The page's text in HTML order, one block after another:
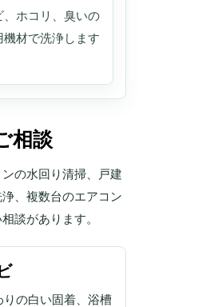
、ホコリ、臭いの
機材で洗浄します
相談
の水回り清掃、戸建
、複数台のエアコン
談があります。
の白い固着、浴槽